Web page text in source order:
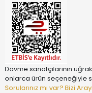
Dövme sanatçılarının
onlarca ürün seçeneğiyle
Sorularınız mı var? Bizi